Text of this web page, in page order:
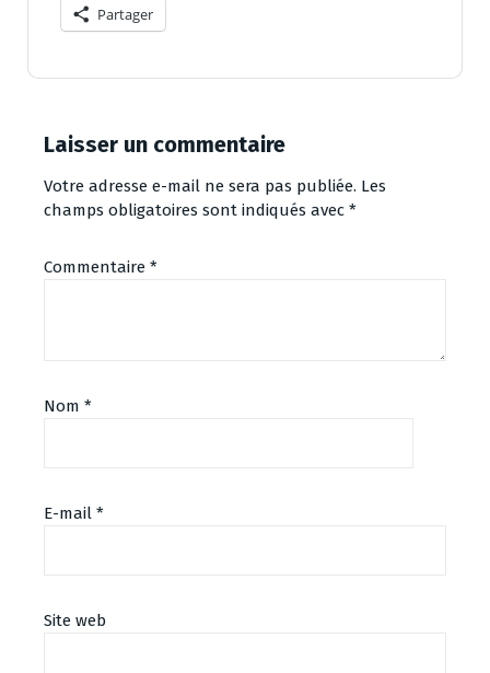
Partager
Laisser un commentaire
Votre adresse e-mail ne sera pas publiée. Les
champs obligatoires sont indiqués avec *
Commentaire *
Nom *
E-mail *
Site web